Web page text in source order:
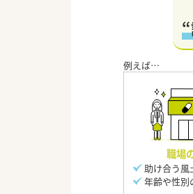
職場
助け合う風
年齢や性別